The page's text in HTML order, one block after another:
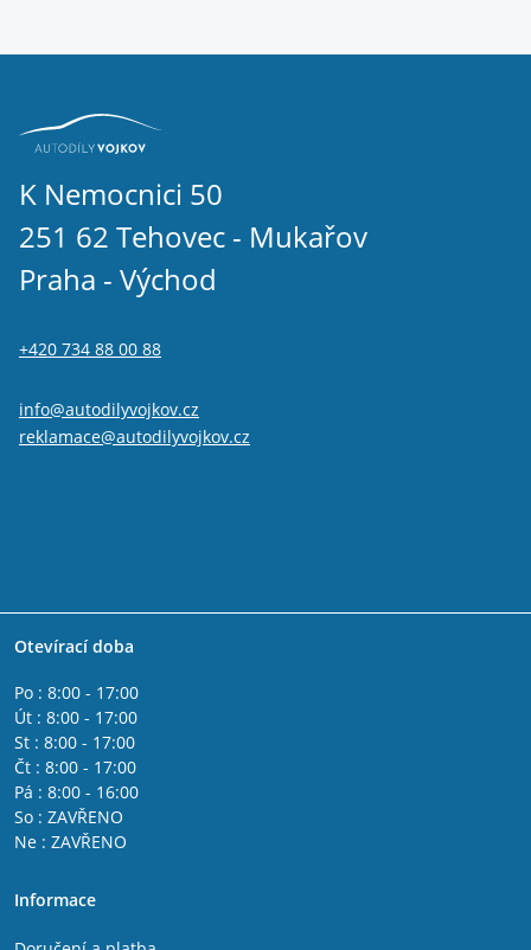
K Nemocnici 50
251 62 Tehovec - Mukařov
Praha - Východ
+420 734 88 00 88
info@autodilyvojkov.cz
reklamace@autodilyvojkov.cz
Otevírací doba
Po : 8:00 - 17:00
Út : 8:00 - 17:00
St : 8:00 - 17:00
Čt : 8:00 - 17:00
Pá : 8:00 - 16:00
So : ZAVŘENO
Ne : ZAVŘENO
Informace